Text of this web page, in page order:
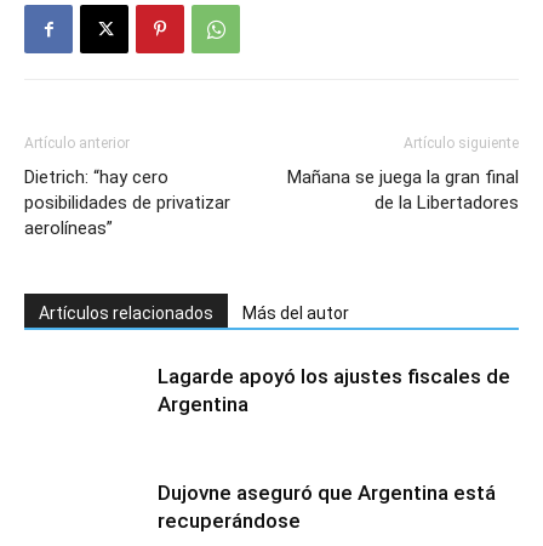
Artículo anterior
Dietrich: “hay cero
posibilidades de privatizar
aerolíneas”
Artículo siguiente
Mañana se juega la gran final
de la Libertadores
Artículos relacionados Más del autor
Lagarde apoyó los ajustes fiscales de
Argentina
Dujovne aseguró que Argentina está
recuperándose